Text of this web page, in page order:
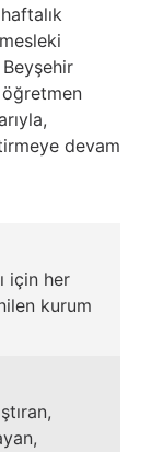
öğretmen
devam
için her
kurum